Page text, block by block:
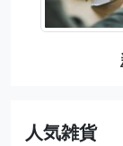
人気雑貨